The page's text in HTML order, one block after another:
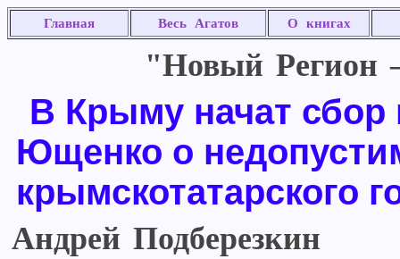
Главная Весь Агатов О книгах
"Новый Регион
В Крыму начат
Ющенко о
крымскотатарского
Андрей Подберезкин